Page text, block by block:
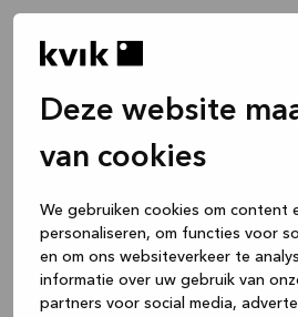
Deze website
van cookies
We gebruiken cookies om content
personaliseren, om functies voor
en om ons websiteverkeer te
informatie over uw gebruik van
partners voor social media,